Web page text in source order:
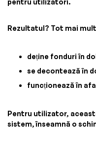
pentru utilizatori.
Rezultatul? Tot mai
deține fonduri în
se decontează în
funcționează în
Pentru utilizator,
sistem, înseamnă o